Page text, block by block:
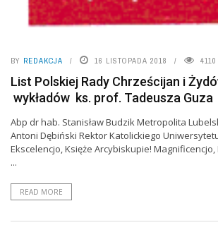
BY REDAKCJA 16 LISTOPADA 2018 4110
List Polskiej Rady Chrześcijan i
wykładów ks. prof. Tadeusza Guza
Abp dr hab. Stanisław Budzik Metropolita
Antoni Dębiński Rektor Katolickiego
Ekscelencjo, Księże Arcybiskupie!
...
READ MORE